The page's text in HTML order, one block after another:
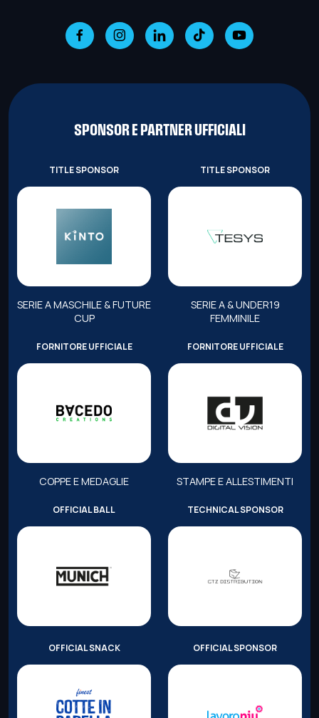
SPONSOR E PARTNER UFFICIALI
TITLE SPONSOR
SERIE A MASCHILE & FUTURE
CUP
TITLE SPONSOR
SERIE A & UNDER19
FEMMINILE
FORNITORE UFFICIALE
COPPE E MEDAGLIE
FORNITORE UFFICIALE
STAMPE E ALLESTIMENTI
OFFICIAL BALL TECHNICAL SPONSOR
OFFICIAL SNACK OFFICIAL SPONSOR